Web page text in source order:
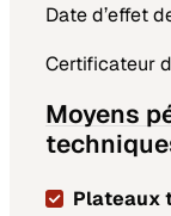
Date d’effet
Certificateur
Moyens
Plateaux